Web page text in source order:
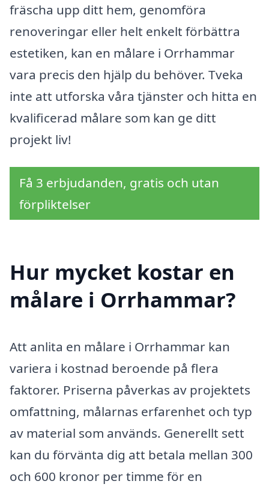
fräscha upp ditt hem, genomföra
renoveringar eller helt enkelt förbättra
estetiken, kan en målare i Orrhammar
vara precis den hjälp du behöver. Tveka
inte att utforska våra tjänster och hitta en
kvalificerad målare som kan ge ditt
projekt liv!
Få 3 erbjudanden, gratis och utan
förpliktelser
Hur mycket kostar en
målare i Orrhammar?
Att anlita en målare i Orrhammar kan
variera i kostnad beroende på flera
faktorer. Priserna påverkas av projektets
omfattning, målarnas erfarenhet och typ
av material som används. Generellt sett
kan du förvänta dig att betala mellan 300
och 600 kronor per timme för en